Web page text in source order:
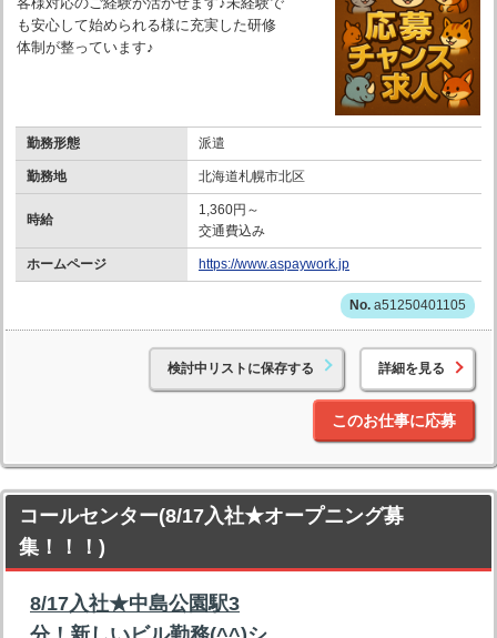
も安心して始められる様に充実した研修
体制が整っています♪
勤務形態 派遣
勤務地 北海道札幌市北区
時給
1,360円～
交通費込み
ホームページ https://www.aspaywork.jp
a51250401105
検討中リストに保存する 詳細を見る
このお仕事に応募
コールセンター(8/17入社★オープニング募
集！！！)
8/17入社★中島公園駅3